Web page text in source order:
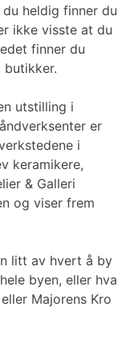
heldig finner du
ikke visste at du
finner du
butikker.
utstilling i
er
i
keramikere,
& Galleri
og viser frem
litt av hvert å by
byen, eller hva
Majorens Kro